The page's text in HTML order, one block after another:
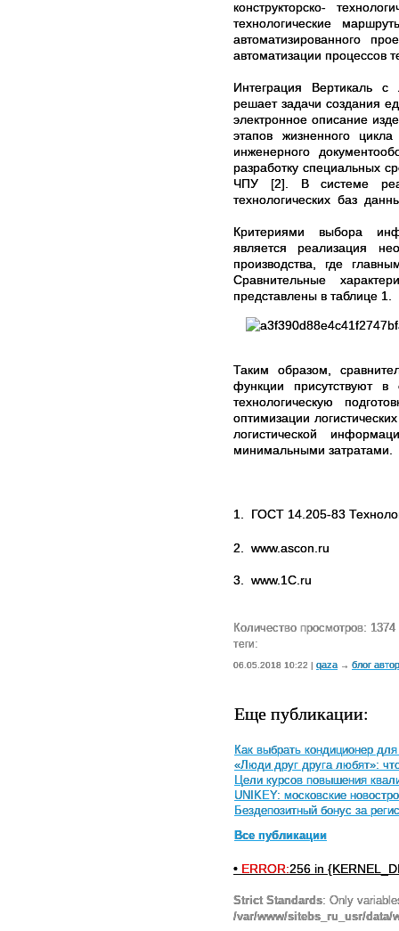
конструкторско-
технологические
автоматизированного
автоматизации процессов
Интеграция Вертикаль
решает задачи создания
электронное описание
этапов жизненного
инженерного
разработку специальных
ЧПУ [2]. В системе
технологических баз
Критериями выбора
является реализация
производства, где
Сравнительные
представлены в таблице 1.
Таким образом,
функции присутствуют в
технологическую
оптимизации
логистической
минимальными затратами.
1. ГОСТ 14.205-83
2. www.ascon.ru
3. www.1C.ru
Количество просмотров: 1374
теги:
06.05.2018 10:22 | qaza → блог
Еще публикации:
Как выбрать кондиционер
«Люди друг друга любят»:
Цели курсов повышения
UNIKEY: московские
Бездепозитный бонус за
Все публикации
• ERROR:256 in
Strict Standards: Only
/var/www/sitebs_ru_usr/